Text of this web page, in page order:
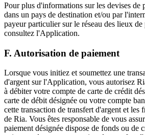
Pour plus d'informations sur les devises de
dans un pays de destination et/ou par
payeur particulier sur le réseau des lieux de
consultez l'Application.
F. Autorisation de paiement
Lorsque vous initiez et soumettez une
d'argent sur l'Application, vous autorisez
à débiter votre compte de carte de crédit
carte de débit désignée ou votre compte
cette transaction de transfert d'argent et les
de Ria. Vous êtes responsable de vous
paiement désignée dispose de fonds ou de